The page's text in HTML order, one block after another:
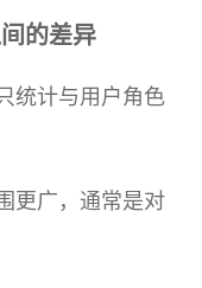
的差异
统计与用户角色
更广，通常是对